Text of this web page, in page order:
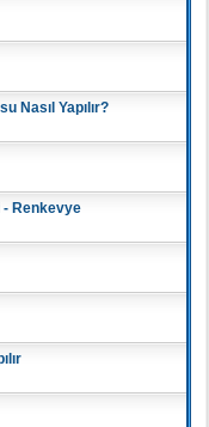
Nasıl Yapılır?
- Renkevye